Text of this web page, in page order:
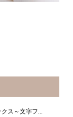
ス～文字フ...